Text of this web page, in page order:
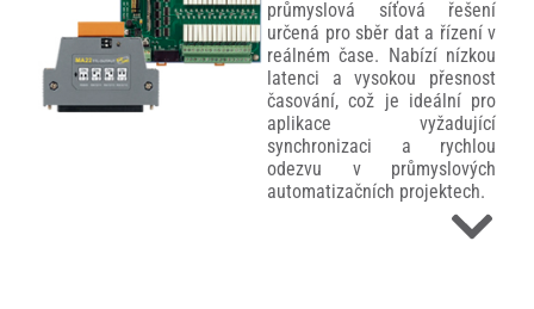
průmyslová síťová řešení
určená pro sběr dat a řízení v
reálném čase. Nabízí nízkou
latenci a vysokou přesnost
časování, což je ideální pro
aplikace vyžadující
synchronizaci a rychlou
odezvu v průmyslových
automatizačních projektech.